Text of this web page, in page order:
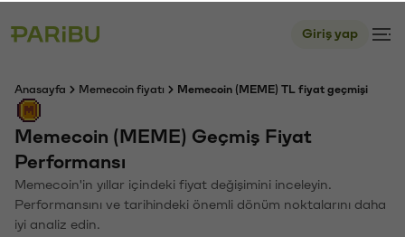
Giriş yap
Anasayfa Memecoin fiyatı Memecoin (MEME) TL fiyat geçmişi
Memecoin (MEME) Geçmiş Fiyat
Performansı
Memecoin'in yıllar içindeki fiyat değişimini inceleyin.
Performansını ve tarihindeki önemli dönüm noktalarını daha
iyi analiz edin.